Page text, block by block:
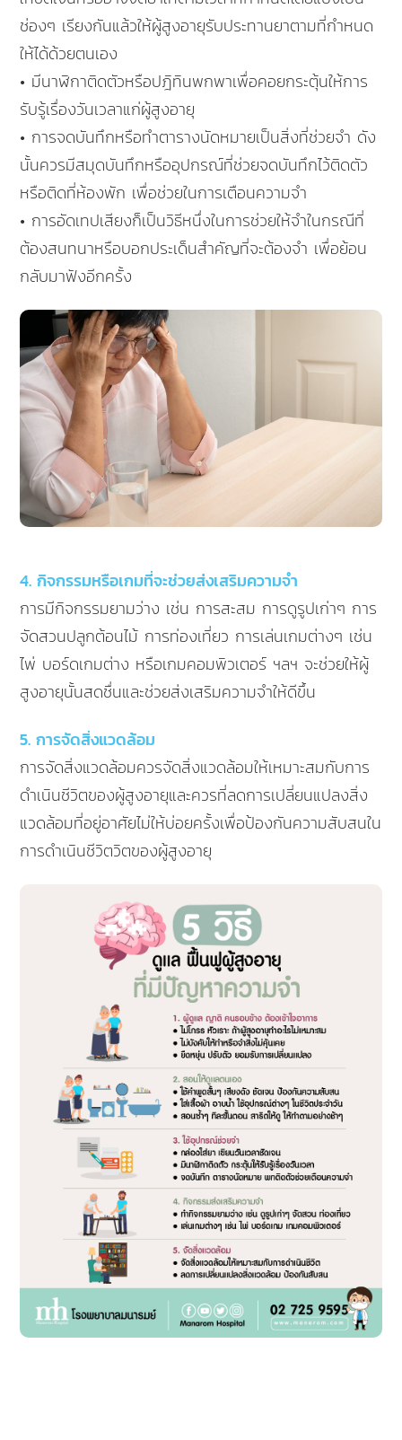
ช่องๆ เรียงกันแล้วให้ผู้สูงอายุรับประทานยาตามที่กำหนด
ให้ได้ด้วยตนเอง
• มีนาฬิกาติดตัวหรือปฎิทินพกพาเพื่อคอยกระตุ้นให้การ
รับรู้เรื่องวันเวลาแก่ผู้สูงอายุ
• การจดบันทึกหรือทำตารางนัดหมายเป็นสิ่งที่ช่วยจำ ดัง
นั้นควรมีสมุดบันทึกหรืออุปกรณ์ที่ช่วยจดบันทึกไว้ติดตัว
หรือติดที่ห้องพัก เพื่อช่วยในการเตือนความจำ
• การอัดเทปเสียงก็เป็นวิธีหนึ่งในการช่วยให้จำในกรณีที่
ต้องสนทนาหรือบอกประเด็นสำคัญที่จะต้องจำ เพื่อย้อน
กลับมาฟังอีกครั้ง
4. กิจกรรมหรือเกมที่จะช่วยส่งเสริมความจำ
การมีกิจกรรมยามว่าง เช่น การสะสม การดูรูปเก่าๆ การ
จัดสวนปลูกต้อนไม้ การท่องเที่ยว การเล่นเกมต่างๆ เช่น
ไพ่ บอร์ดเกมต่าง หรือเกมคอมพิวเตอร์ ฯลฯ จะช่วยให้ผู้
สูงอายุนั้นสดชื่นและช่วยส่งเสริมความจำให้ดีขึ้น
5. การจัดสิ่งแวดล้อม
การจัดสิ่งแวดล้อมควรจัดสิ่งแวดล้อมให้เหมาะสมกับการ
ดำเนินชีวิตของผู้สูงอายุและควรที่ลดการเปลี่ยนแปลงสิ่ง
แวดล้อมที่อยู่อาศัยไม่ให้บ่อยครั้งเพื่อป้องกันความสับสนใน
การดำเนินชีวิตวิตของผู้สูงอายุ